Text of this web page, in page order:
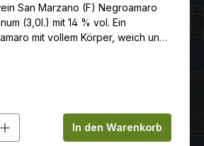
San Marzano (F) Negroamaro
(3,0l.) mit 14 % vol. Ein
mit vollem Körper, weich und
edlen Tanninen, mit angenehm
Gib den
In den Warenkorb